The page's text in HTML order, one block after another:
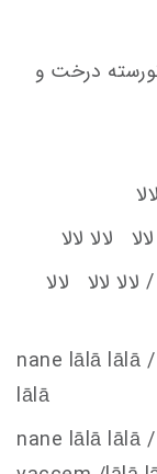
نورسته درخت و
لالا لالا
لالا لالا
nane lālā lālā
lālā
nane lālā lālā